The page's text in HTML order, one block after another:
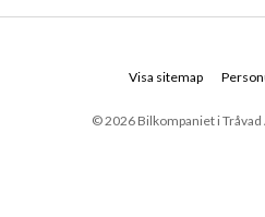
© 2026 Bilkompaniet i
Visa sitemap